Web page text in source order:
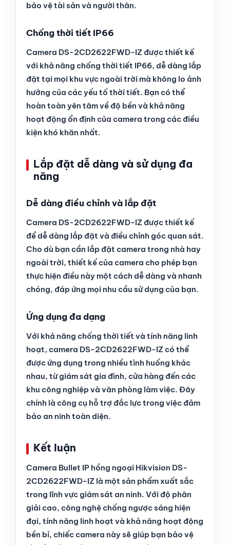
bảo vệ tài sản và người thân.
Chống thời tiết IP66
Camera DS-2CD2622FWD-IZ được thiết kế
với khả năng chống thời tiết IP66, dễ dàng lắp
đặt tại mọi khu vực ngoài trời mà không lo ảnh
hưởng của các yếu tố thời tiết. Bạn có thể
hoàn toàn yên tâm về độ bền và khả năng
hoạt động ổn định của camera trong các điều
kiện khó khăn nhất.
Lắp đặt dễ dàng và sử dụng đa
năng
Dễ dàng điều chỉnh và lắp đặt
Camera DS-2CD2622FWD-IZ được thiết kế
để dễ dàng lắp đặt và điều chỉnh góc quan sát.
Cho dù bạn cần lắp đặt camera trong nhà hay
ngoài trời, thiết kế của camera cho phép bạn
thực hiện điều này một cách dễ dàng và nhanh
chóng, đáp ứng mọi nhu cầu sử dụng của bạn.
Ứng dụng đa dạng
Với khả năng chống thời tiết và tính năng linh
hoạt, camera DS-2CD2622FWD-IZ có thể
được ứng dụng trong nhiều tình huống khác
nhau, từ giám sát gia đình, cửa hàng đến các
khu công nghiệp và văn phòng làm việc. Đây
chính là công cụ hỗ trợ đắc lực trong việc đảm
bảo an ninh toàn diện.
Kết luận
Camera Bullet IP hồng ngoại Hikvision DS-
2CD2622FWD-IZ là một sản phẩm xuất sắc
trong lĩnh vực giám sát an ninh. Với độ phân
giải cao, công nghệ chống ngược sáng hiện
đại, tính năng linh hoạt và khả năng hoạt động
bền bỉ, chiếc camera này sẽ giúp bạn bảo vệ